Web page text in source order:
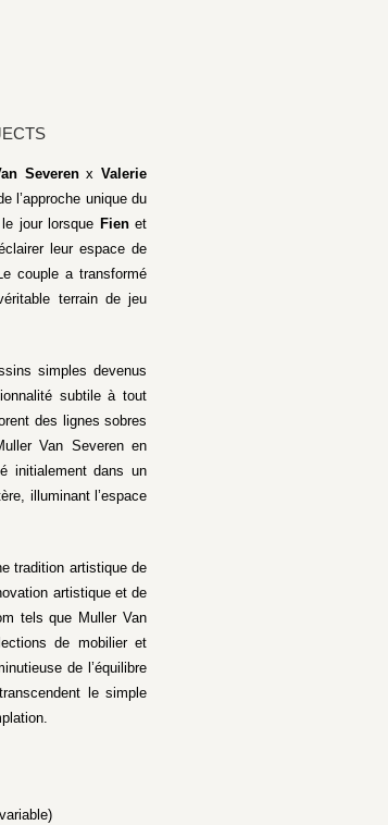
SeverenxValerie
l’approche unique du
jour lorsque Fienet
leur espace de
couple a transformé
terrain de jeu
simples devenus
subtile à tout
des lignes sobres
Van Severen en
initialement dans un
illuminant l’espace
tradition artistique de
artistique et de
tels que Muller Van
de mobilier et
de l’équilibre
le simple